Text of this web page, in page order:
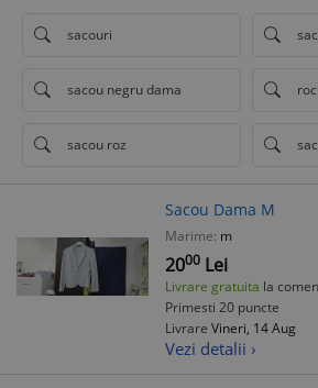
sacouri
sacou negru dama
sacou roz
Sacou Dama M
Marime: m
2000 Lei
Livrare gratuita la
Primesti 20 puncte
Livrare Vineri, 14 Aug
Vezi detalii ›